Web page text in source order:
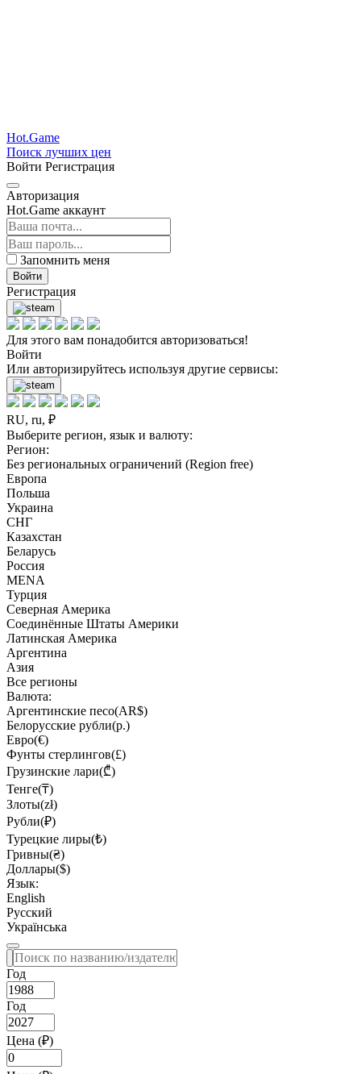
Hot.Game
Поиск лучших цен
Войти Регистрация
Авторизация
Hot.Game аккаунт
Запомнить меня
Войти
Регистрация
Для этого вам понадобится авторизоваться!
Войти
Или авторизируйтесь используя другие сервисы:
RU, ru, ₽
Выберите регион, язык и валюту:
Регион:
Без региональных ограничений (Region free)
Европа
Польша
Украина
СНГ
Казахстан
Беларусь
Россия
MENA
Турция
Северная Америка
Соединённые Штаты Америки
Латинская Америка
Аргентина
Азия
Все регионы
Валюта:
Аргентинские песо(AR$)
Белорусские рубли(р.)
Евро(€)
Фунты стерлингов(£)
Грузинские лари(₾)
Тенге(₸)
Злоты(zł)
Рубли(₽)
Турецкие лиры(₺)
Гривны(₴)
Доллары($)
Язык:
English
Русский
Українська
Год
Год
Цена (₽)